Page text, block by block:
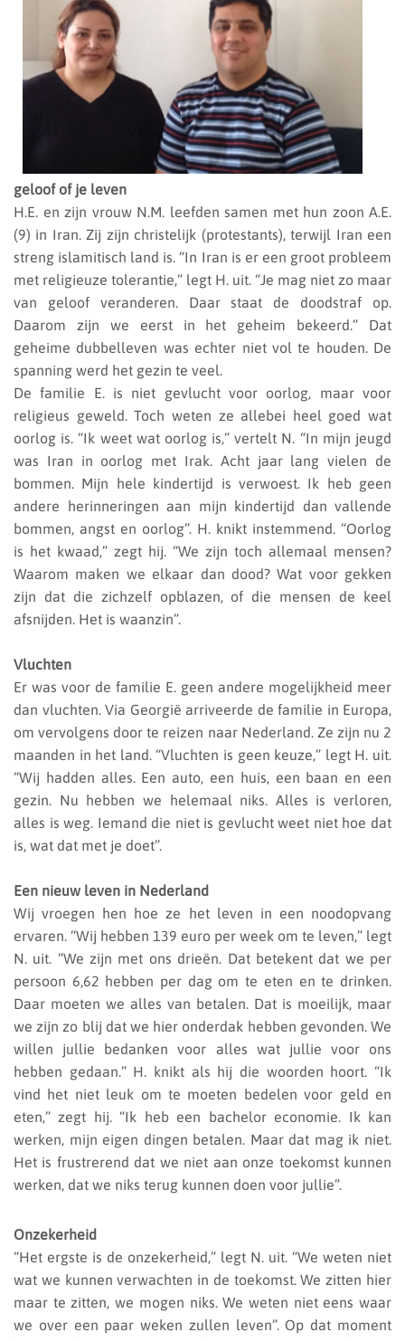
geloof of je leven
H.E. en zijn vrouw N.M. leefden samen met hun zoon A.E.
(9) in Iran. Zij zijn christelijk (protestants), terwijl Iran een
streng islamitisch land is. “In Iran is er een groot probleem
met religieuze tolerantie,” legt H. uit. “Je mag niet zo maar
van geloof veranderen. Daar staat de doodstraf op.
Daarom zijn we eerst in het geheim bekeerd.” Dat
geheime dubbelleven was echter niet vol te houden. De
spanning werd het gezin te veel.
De familie E. is niet gevlucht voor oorlog, maar voor
religieus geweld. Toch weten ze allebei heel goed wat
oorlog is. “Ik weet wat oorlog is,” vertelt N. “In mijn jeugd
was Iran in oorlog met Irak. Acht jaar lang vielen de
bommen. Mijn hele kindertijd is verwoest. Ik heb geen
andere herinneringen aan mijn kindertijd dan vallende
bommen, angst en oorlog”. H. knikt instemmend. “Oorlog
is het kwaad,” zegt hij. “We zijn toch allemaal mensen?
Waarom maken we elkaar dan dood? Wat voor gekken
zijn dat die zichzelf opblazen, of die mensen de keel
afsnijden. Het is waanzin”.
Vluchten
Er was voor de familie E. geen andere mogelijkheid meer
dan vluchten. Via Georgië arriveerde de familie in Europa,
om vervolgens door te reizen naar Nederland. Ze zijn nu 2
maanden in het land. “Vluchten is geen keuze,” legt H. uit.
“Wij hadden alles. Een auto, een huis, een baan en een
gezin. Nu hebben we helemaal niks. Alles is verloren,
alles is weg. Iemand die niet is gevlucht weet niet hoe dat
is, wat dat met je doet”.
Een nieuw leven in Nederland
Wij vroegen hen hoe ze het leven in een noodopvang
ervaren. “Wij hebben 139 euro per week om te leven,” legt
N. uit. “We zijn met ons drieën. Dat betekent dat we per
persoon 6,62 hebben per dag om te eten en te drinken.
Daar moeten we alles van betalen. Dat is moeilijk, maar
we zijn zo blij dat we hier onderdak hebben gevonden. We
willen jullie bedanken voor alles wat jullie voor ons
hebben gedaan.” H. knikt als hij die woorden hoort. “Ik
vind het niet leuk om te moeten bedelen voor geld en
eten,” zegt hij. “Ik heb een bachelor economie. Ik kan
werken, mijn eigen dingen betalen. Maar dat mag ik niet.
Het is frustrerend dat we niet aan onze toekomst kunnen
werken, dat we niks terug kunnen doen voor jullie”.
Onzekerheid
“Het ergste is de onzekerheid,” legt N. uit. “We weten niet
wat we kunnen verwachten in de toekomst. We zitten hier
maar te zitten, we mogen niks. We weten niet eens waar
we over een paar weken zullen leven”. Op dat moment